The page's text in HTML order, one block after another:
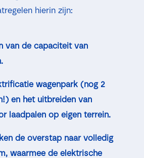
hierin zijn:
van de capaciteit van
wagenpark (nog 2
en het uitbreiden van
laadpalen op eigen terrein.
de overstap naar volledig
waarmee de elektrische